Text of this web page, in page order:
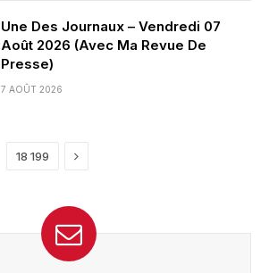
Une Des Journaux – Vendredi 07
Août 2026 (Avec Ma Revue De
Presse)
7 AOÛT 2026
18 199 Next